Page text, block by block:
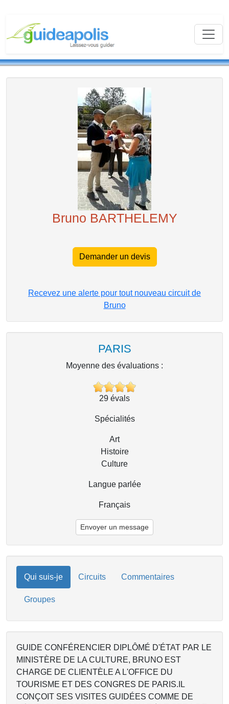
Bruno BARTHELEMY
Demander un devis
Recevez une alerte pour tout nouveau circuit de
Bruno
PARIS
Moyenne des évaluations :
29 évals
Spécialités
Art
Histoire
Culture
Langue parlée
Français
Envoyer un message
Qui suis-je Circuits Commentaires
Groupes
GUIDE CONFÉRENCIER DIPLÔMÉ D'ÉTAT PAR LE
MINISTÈRE DE LA CULTURE, BRUNO EST
CHARGE DE CLIENTÈLE A L'OFFICE DU
TOURISME ET DES CONGRES DE PARIS.IL
CONÇOIT SES VISITES GUIDÉES COMME DE